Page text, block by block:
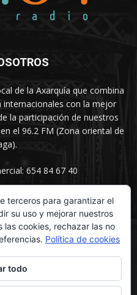
de la Axarquía que combina
internacionales con la mejor
la participación de nuestros
el 96.2 FM (Zona oriental de
654 84 67 40
terceros para garantizar el
su uso y mejorar nuestros
cookies, rechazar las no
Política de cookies
todo